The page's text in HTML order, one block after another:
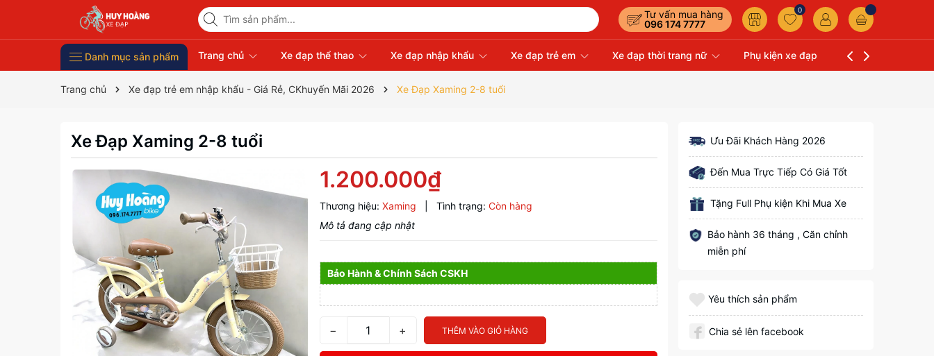
Tư vấn mua hàng
096 174 7777
0
Danh mục sản phẩm Trang chủ Xe đạp thể thao Xe đạp nhập khẩu Xe đạp trẻ em Xe đạp thời trang nữ Phụ kiện xe đạp Liên hệ
Trang chủ Xe đạp trẻ em nhập khẩu - Giá Rẻ, CKhuyến Mãi 2026 Xe Đạp Xaming 2-8 tuổi
Xe Đạp Xaming 2-8 tuổi
1.200.000₫
Thương hiệu: Xaming Tình trạng: Còn hàng
Mô tả đang cập nhật
Bảo Hành & Chính Sách CSKH
− + THÊM VÀO GIỎ HÀNG
Ưu Đãi Khách Hàng 2026
Đến Mua Trực Tiếp Có Giá Tốt
Tặng Full Phụ kiện Khi Mua Xe
Bảo hành 36 tháng , Căn chỉnh
miễn phí
Yêu thích sản phẩm
Chia sẻ lên facebook